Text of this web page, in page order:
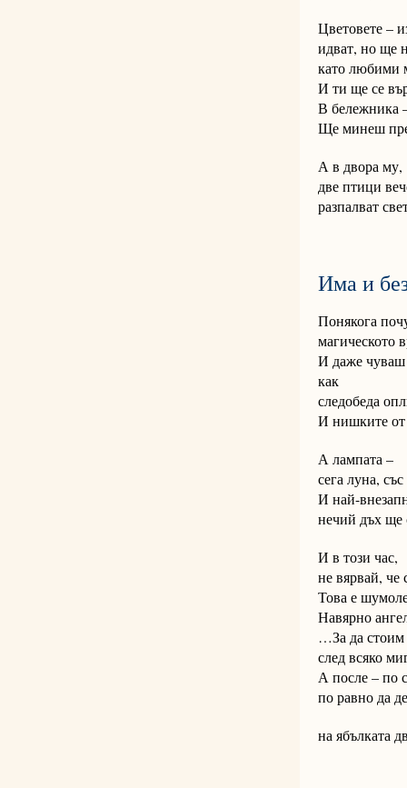
Цветовете –
идват, но ще
като любими
И ти ще се
В бележника
Ще минеш
А в двора
две птици
разпалват
Има и
Понякога
магическото
И даже
как
следобеда
И нишките от
А лампата –
сега луна,
И най-
нечий дъх ще
И в този час,
не вярвай,
Това е
Навярно
…За да стоим
след всяко
А после – по
по равно да
на ябълката